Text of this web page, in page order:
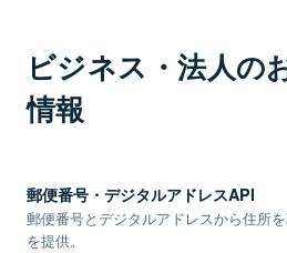
ビジネス・法人の
情報
郵便番号・デジタルアドレスAPI
郵便番号とデジタルアドレスから住所
を提供。